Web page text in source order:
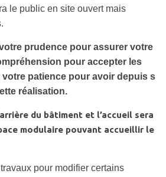
le public en site ouvert mais
prudence pour assurer votre
pour accepter les
patience pour avoir depuis s
réalisation.
du bâtiment et l’accueil sera
modulaire pouvant accueillir le
pour modifier certains